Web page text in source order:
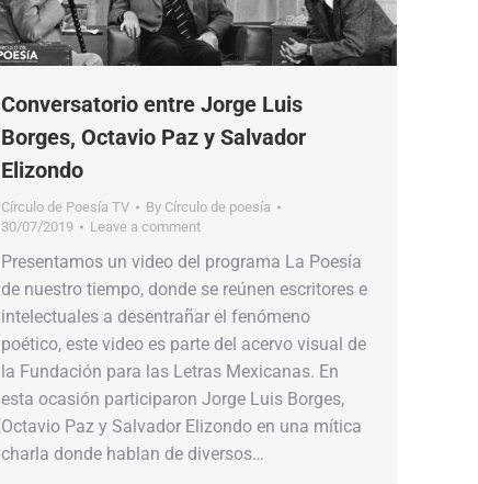
Conversatorio entre Jorge Luis
Borges, Octavio Paz y Salvador
Elizondo
Círculo de Poesía TV By Círculo de poesía
30/07/2019
Leave a comment
Presentamos un video del programa La Poesía
de nuestro tiempo, donde se reúnen escritores e
intelectuales a desentrañar el fenómeno
poético, este video es parte del acervo visual de
la Fundación para las Letras Mexicanas. En
esta ocasión participaron Jorge Luis Borges,
Octavio Paz y Salvador Elizondo en una mítica
charla donde hablan de diversos…